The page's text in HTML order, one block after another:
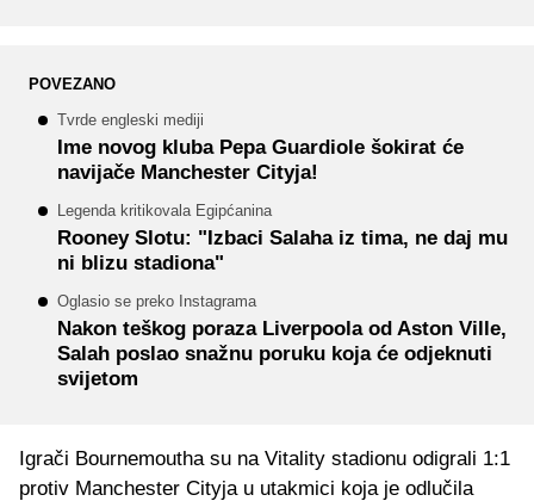
POVEZANO
Tvrde engleski mediji
Ime novog kluba Pepa Guardiole šokirat će
navijače Manchester Cityja!
Legenda kritikovala Egipćanina
Rooney Slotu: "Izbaci Salaha iz tima, ne daj mu
ni blizu stadiona"
Oglasio se preko Instagrama
Nakon teškog poraza Liverpoola od Aston Ville,
Salah poslao snažnu poruku koja će odjeknuti
svijetom
Igrači Bournemoutha su na Vitality stadionu odigrali 1:1
protiv Manchester Cityja u utakmici koja je odlučila